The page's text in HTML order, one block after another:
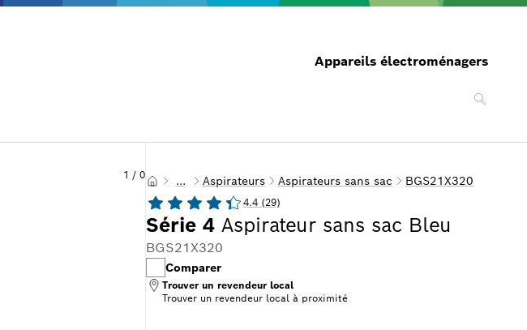
Appareils électroménagers
1 / 0 ... Aspirateurs Aspirateurs sans sac BGS21X320
Série 4 Aspirateur sans sac Bleu
BGS21X320
4.4 (29)
Comparer
Trouver un revendeur local
Trouver un revendeur localà proximité